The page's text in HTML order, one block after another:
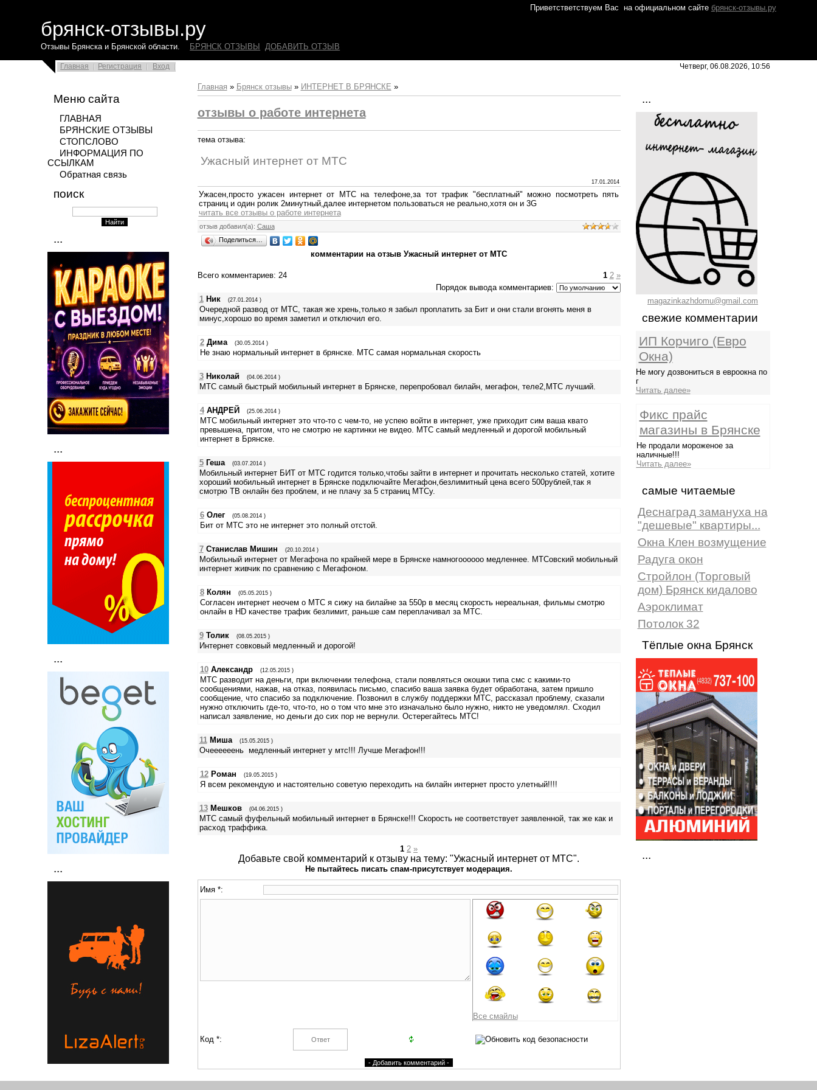
Приветстветствуем Вас на официальном сайте брянск-отзывы.ру
брянск-отзывы.ру
Отзывы Брянска и Брянской области. БРЯНСК ОТЗЫВЫ ДОБАВИТЬ ОТЗЫВ
Главная Регистрация Вход Четверг, 06.08.2026, 10:56
Меню сайта
ГЛАВНАЯ
БРЯНСКИЕ ОТЗЫВЫ
СТОПСЛОВО
ИНФОРМАЦИЯ ПО
ССЫЛКАМ
Обратная связь
поиск
...
...
...
...
Главная » Брянск отзывы» ИНТЕРНЕТ В БРЯНСКЕ »
отзывы о работе интернета
тема отзыва:
Ужасный интернет от МТС
17.01.2014
Ужасен,просто ужасен интернет от МТС на телефоне,за тот трафик "бесплатный" можно посмотреть пять
страниц и один ролик 2минутный,далее интернетом пользоваться не реально,хотя он и 3G
читать все отзывы о работе интернета
отзыв добавил(а): Саша
Поделиться…
комментарии на отзыв Ужасный интернет от МТС
Всего комментариев: 24 1 2 »
Порядок вывода комментариев:
1 Ник (27.01.2014 )
Очередной развод от МТС, такая же хрень,только я забыл проплатить за Бит и они стали вгонять меня в
минус,хорошо во время заметил и отключил его.
2 Дима (30.05.2014 )
Не знаю нормальный интернет в брянске. МТС самая нормальная скорость
3 Николай (04.06.2014 )
МТС самый быстрый мобильный интернет в Брянске, перепробовал билайн, мегафон, теле2,МТС лучший.
4 АНДРЕЙ (25.06.2014 )
МТС мобильный интернет это что-то с чем-то, не успею войти в интернет, уже приходит сим ваша квато
превышена, притом, что не смотрю не картинки не видео. МТС самый медленный и дорогой мобильный
интернет в Брянске.
5 Геша (03.07.2014 )
Мобильный интернет БИТ от МТС годится только,чтобы зайти в интернет и прочитать несколько статей, хотите
хороший мобильный интернет в Брянске подключайте Мегафон,безлимитный цена всего 500рублей,так я
смотрю ТВ онлайн без проблем, и не плачу за 5 страниц МТСу.
6 Олег (05.08.2014 )
Бит от МТС это не интернет это полный отстой.
7 Станислав Мишин (20.10.2014 )
Мобильный интернет от Мегафона по крайней мере в Брянске намногоооооо медленнее. МТСовский мобильный
интернет живчик по сравнению с Мегафоном.
8 Колян (05.05.2015 )
Согласен интернет неочем о МТС я сижу на билайне за 550р в месяц скорость нереальная, фильмы смотрю
онлайн в HD качестве трафик безлимит, раньше сам переплачивал за МТС.
9 Толик (08.05.2015 )
Интернет совковый медленный и дорогой!
10 Александр (12.05.2015 )
МТС разводит на деньги, при включении телефона, стали появляться окошки типа смс с какими-то
сообщениями, нажав, на отказ, появилась письмо, спасибо ваша заявка будет обработана, затем пришло
сообщение, что спасибо за подключение. Позвонил в службу поддержки МТС, рассказал проблему, сказали
нужно отключить где-то, что-то, но о том что мне это изначально было нужно, никто не уведомлял. Сходил
написал заявление, но деньги до сих пор не вернули. Остерегайтесь МТС!
11 Миша (15.05.2015 )
Очеееееень медленный интернет у мтс!!! Лучше Мегафон!!!
12 Роман (19.05.2015 )
Я всем рекомендую и настоятельно советую переходить на билайн интернет просто улетный!!!!
13 Мешков (04.06.2015 )
МТС самый фуфельный мобильный интернет в Брянске!!! Скорость не соответствует заявленной, так же как и
расход траффика.
1 2 »
Добавьте свой комментарий к отзыву на тему: "Ужасный интернет от МТС".
Не пытайтесь писать спам-присутствует модерация.
Имя *:
Все смайлы
Код *:
...
magazinkazhdomu@gmail.com
свежие комментарии
ИП Корчиго (Евро
Окна)
Не могу дозвониться в евроокна по
г
Читать далее»
Фикс прайс
магазины в Брянске
Не продали мороженое за
наличные!!!
Читать далее»
самые читаемые
Деснаград замануха на
"дешевые" квартиры...
Окна Клен возмущение
Радуга окон
Стройлон (Торговый
дом) Брянск кидалово
Аэроклимат
Потолок 32
Тёплые окна Брянск
...